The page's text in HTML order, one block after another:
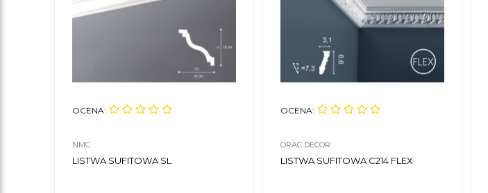
OCENA:
NMC
LISTWA SUFITOWA SL
OCENA:
ORAC DECOR
LISTWA SUFITOWA C214 FLEX